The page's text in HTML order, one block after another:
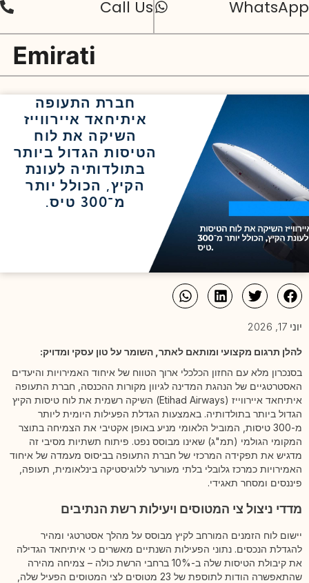
WhatsApp
Call Us
חברת התעופה
איתיחאד איירווייז
השיקה את לוח
הטיסות הגדול ביותר
בתולדותיה לעונת
הקיץ, הכולל יותר
מ־300 טיס.
יוני 17, 2026
להלן תרגום מקצועי ומותאם לאתר, השומר על טון עסקי ומדויק:
בסנכרון מלא עם החזון הכלכלי ארוך הטווח של איחוד האמירויות והיעדים
האסטרטגיים של הנהגת המדינה לגיוון מקורות ההכנסה, חברת התעופה
איתיחאד איירווייז (Etihad Airways) השיקה רשמית את לוח טיסות הקיץ
הגדול ביותר בתולדותיה. באמצעות הגדלת הפעילות היומית ליותר
מ-300 טיסות, המוביל הלאומי מניע באופן אקטיבי את הצמיחה בתוצר
המקומי הגולמי (תמ"ג) שאינו מבוסס נפט. פיתוח תשתיות מסיבי זה
מדגיש את תפקידה המרכזי של חברת התעופה בביסוס מעמדה של איחוד
האמירויות כמרכז גלובלי בלתי מעורער ללוגיסטיקה בינלאומית, תעופה,
פיננסים ומסחר תאגידי.
מדדי ניצול צי המטוסים ויעילות רשת הנתיבים
יישום לוח הזמנים המורחב לקיץ מבוסס על מהלך אסטרטגי ומהיר
להגדלת הנכסים. נתוני הפעילות השנתיים מאשרים כי איתיחאד הגדילה
את קיבולת הטיסות שלה ב-10% ברחבי הרשת כולה – צמיחה מהירה
שהתאפשרה הודות לתוספת של 23 מטוסים לצי המטוסים הפעיל שלה,